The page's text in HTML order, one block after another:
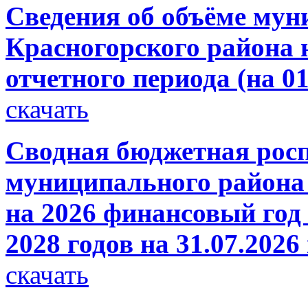
Сведения об объёме
Красногорского района
отчетного периода (на
скачать
Сводная бюджетная
муниципального
на 2026 финансовый
2028 годов на 31.07.2026
скачать